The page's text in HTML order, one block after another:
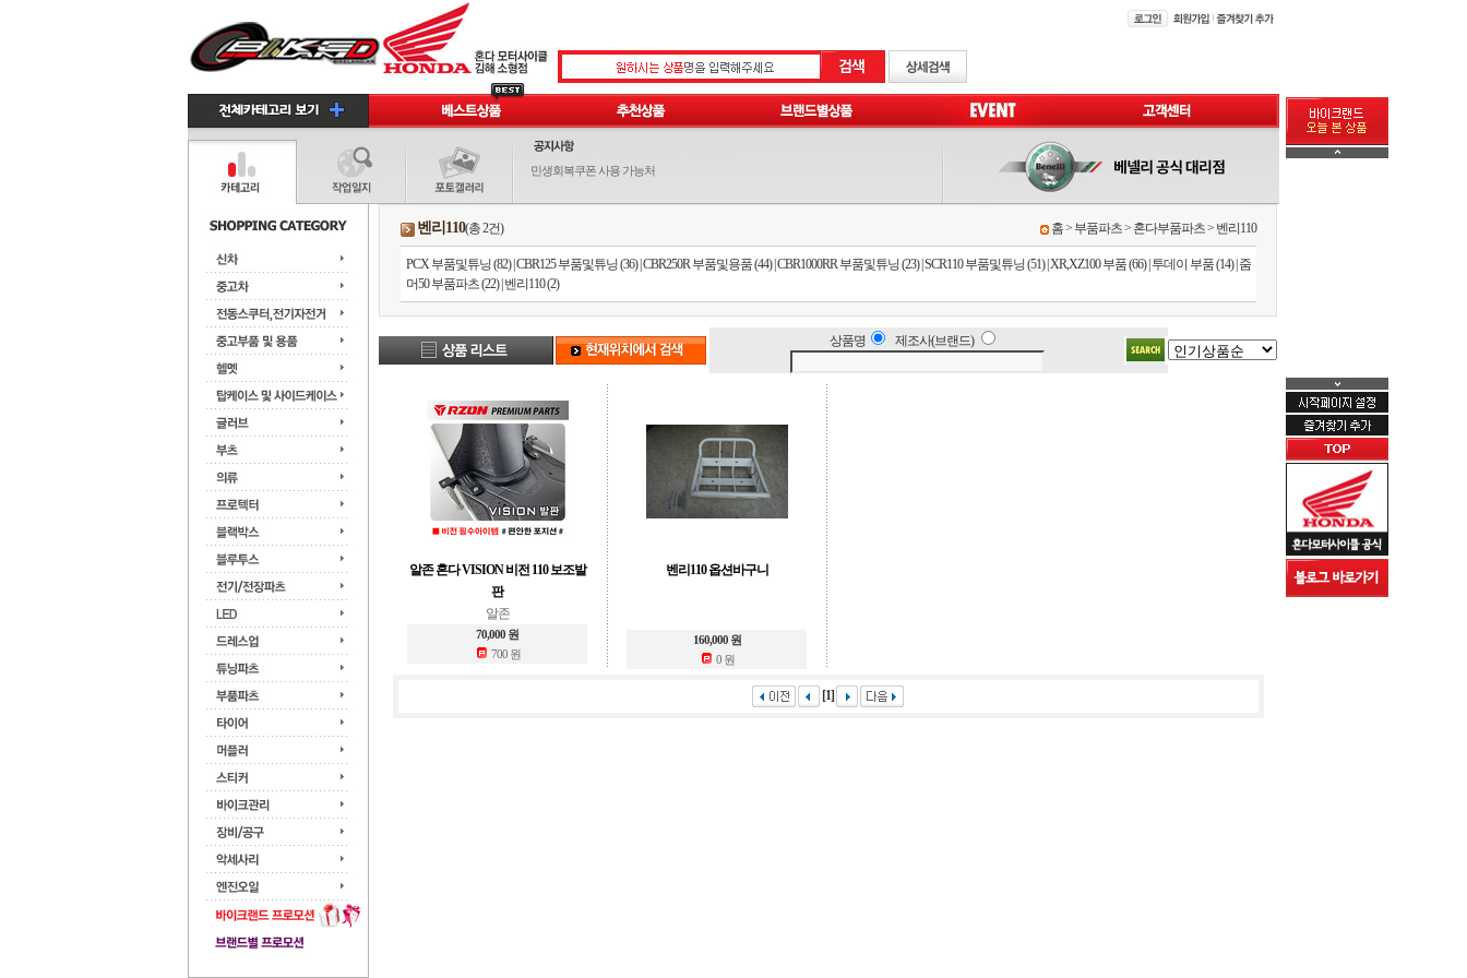
민생회복쿠폰 사용 가능처
벤리110(총 2건) 홈> 부품파츠> 혼다부품파츠> 벤리110
PCX 부품및튜닝 (82)| CBR125 부품및튜닝 (36)| CBR250R 부품및용품 (44)| CBR1000RR 부품및튜닝 (23)| SCR110 부품및튜닝 (51)| XR,XZ100 부품 (66)| 투데이 부품 (14)| 줌
머50 부품파츠 (22)| 벤리110 (2)
상품명 제조사(브랜드)
알존 혼다 VISION 비전 110 보조발
판
알존
70,000 원
700 원
벤리110 옵션바구니
160,000 원
0 원
[1]